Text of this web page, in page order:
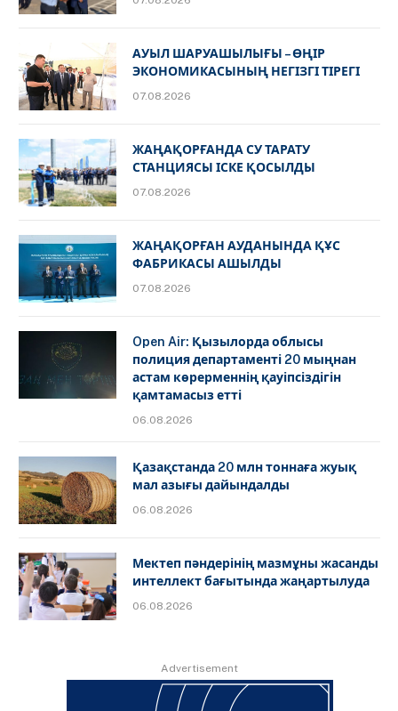
АУЫЛ ШАРУАШЫЛЫҒЫ – ӨҢІР
ЭКОНОМИКАСЫНЫҢ НЕГІЗГІ ТІРЕГІ
07.08.2026
ЖАҢАҚОРҒАНДА СУ ТАРАТУ
СТАНЦИЯСЫ ІСКЕ ҚОСЫЛДЫ
07.08.2026
ЖАҢАҚОРҒАН АУДАНЫНДА ҚҰС
ФАБРИКАСЫ АШЫЛДЫ
07.08.2026
Open Air: Қызылорда облысы
полиция департаменті 20 мыңнан
астам көрерменнің қауіпсіздігін
қамтамасыз етті
06.08.2026
Қазақстанда 20 млн тоннаға жуық
мал азығы дайындалды
06.08.2026
Мектеп пәндерінің мазмұны жасанды
интеллект бағытында жаңартылуда
06.08.2026
Advertisement